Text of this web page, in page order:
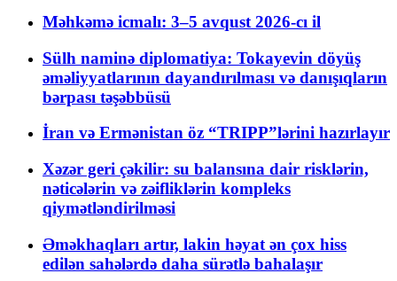
Məhkəmə icmalı: 3–5 avqust 2026-cı il
Sülh naminə diplomatiya: Tokayevin döyüş
əməliyyatlarının dayandırılması və danışıqların
bərpası təşəbbüsü
İran və Ermənistan öz “TRIPP”lərini hazırlayır
Xəzər geri çəkilir: su balansına dair risklərin,
nəticələrin və zəifliklərin kompleks
qiymətləndirilməsi
Əməkhaqları artır, lakin həyat ən çox hiss
edilən sahələrdə daha sürətlə bahalaşır